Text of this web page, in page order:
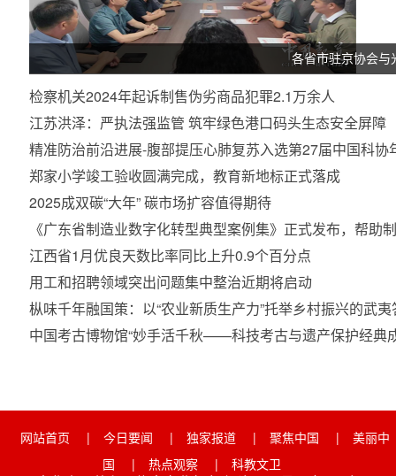
各省市驻京协会与
检察机关2024年起诉制售伪劣商品犯罪2.1万余人
江苏洪泽：严执法强监管 筑牢绿色港口码头生态安全屏障
精准防治前沿进展-腹部提压心肺复苏入选第27届中国科协
郑家小学竣工验收圆满完成，教育新地标正式落成
2025成双碳“大年” 碳市场扩容值得期待
《广东省制造业数字化转型典型案例集》正式发布，帮助
江西省1月优良天数比率同比上升0.9个百分点
用工和招聘领域突出问题集中整治近期将启动
枞味千年融国策：以“农业新质生产力”托举乡村振兴的武
中国考古博物馆“妙手活千秋——科技考古与遗产保护经典
网站首页 | 今日要闻 | 独家报道 | 聚焦中国 |
美丽中
国
| 热点观察 | 科教文卫